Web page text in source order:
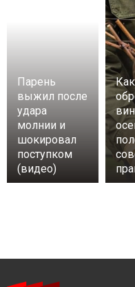
Парень
выжил после
удара
молнии и
шокировал
поступком
(видео)